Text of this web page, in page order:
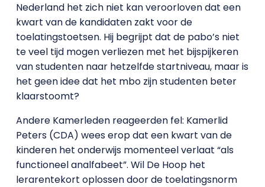
Nederland het zich niet kan veroorloven dat een
kwart van de kandidaten zakt voor de
toelatingstoetsen. Hij begrijpt dat de pabo’s niet
te veel tijd mogen verliezen met het bijspijkeren
van studenten naar hetzelfde startniveau, maar is
het geen idee dat het mbo zijn studenten beter
klaarstoomt?
Andere Kamerleden reageerden fel: Kamerlid
Peters (CDA) wees erop dat een kwart van de
kinderen het onderwijs momenteel verlaat “als
functioneel analfabeet”. Wil De Hoop het
lerarentekort oplossen door de toelatingsnorm